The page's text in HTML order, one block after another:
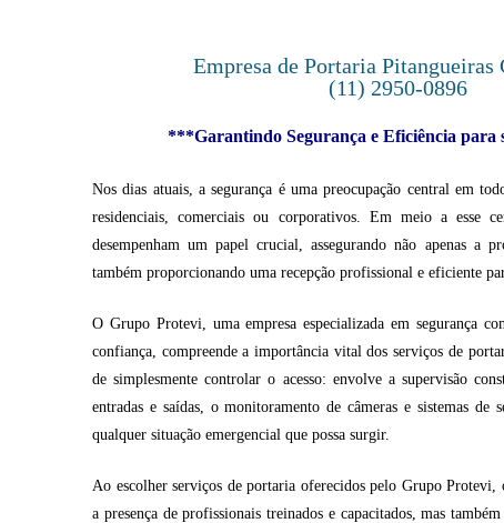
Empresa de Portaria Pitangueiras
(11) 2950-0896
***Garantindo Segurança e Eficiência para
Nos dias atuais, a segurança é uma preocupação central em
residenciais, comerciais ou corporativos. Em meio a esse
desempenham um papel crucial, assegurando não apenas a
também proporcionando uma recepção profissional e eficiente
O Grupo Protevi, uma empresa especializada em segurança
confiança, compreende a importância vital dos serviços de
de simplesmente controlar o acesso: envolve a supervisão
entradas e saídas, o monitoramento de câmeras e sistemas de
qualquer situação emergencial que possa surgir.
Ao escolher serviços de portaria oferecidos pelo Grupo Protevi,
a presença de profissionais treinados e capacitados, mas